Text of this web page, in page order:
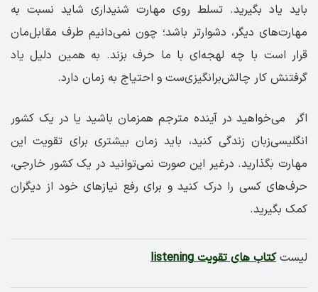
باید یاد بگیرید. تسلط روی مهارت شنیداری شاید نسبت به
مهارت‌های دیگر، دشوارتر باشد؛ چون نمی‌دانیم طرف مقابل‌مان
قرار است با چه لهجه‌ای با ما حرف بزند. به همین دلیل یاد
گرفتنش کار چالش‌برانگیزی‌ست و احتیاج به زمان دارد.
اگر می‌خواهید در آینده مترجم همزمان باشید یا در یک کشور
انگلیسی‌زبان زندگی کنید، باید زمان بیشتری برای تقویت این
مهارت بگذارید. درغیر این صورت نمی‌توانید در یک کشور خارجی،
حرف‌های کسی را درک کنید و برای رفع نیاز‌های خود از دیگران
کمک بگیرید.
لیستکتاب های تقویت listening